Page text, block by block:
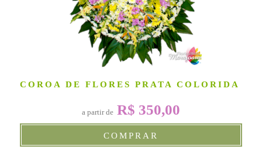
COROA DE FLORES PRATA COLORIDA
a partir de R$ 350,00
COMPRAR